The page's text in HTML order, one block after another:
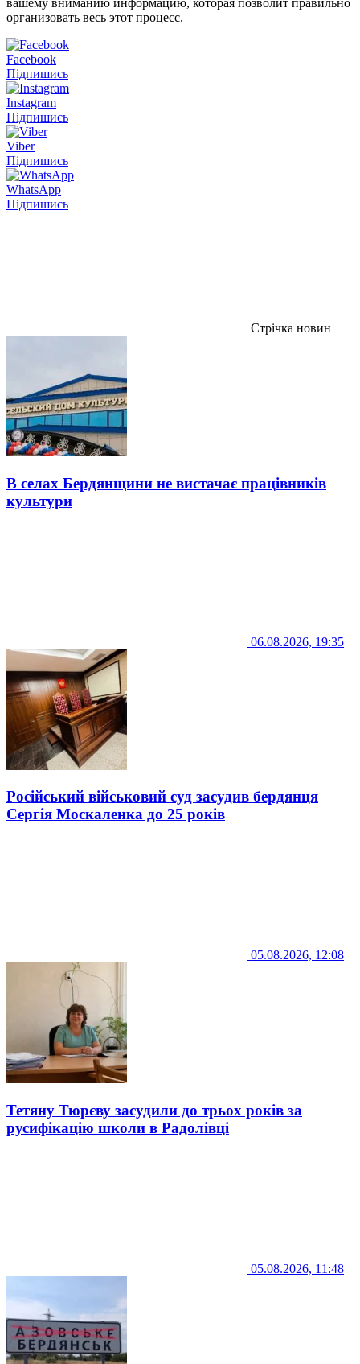
вашему вниманию информацию, которая позволит правильно
организовать весь этот процесс.
Facebook
Підпишись
Instagram
Підпишись
Viber
Підпишись
WhatsApp
Підпишись
Стрічка новин
В селах Бердянщини не вистачає працівників
культури
06.08.2026, 19:35
Російський військовий суд засудив бердянця
Сергія Москаленка до 25 років
05.08.2026, 12:08
Тетяну Тюрєву засудили до трьох років за
русифікацію школи в Радолівці
05.08.2026, 11:48